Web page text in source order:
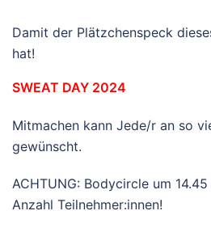
Damit der Plätzchenspeck
hat!
SWEAT DAY 2024
Mitmachen kann Jede/r an so
gewünscht.
ACHTUNG: Bodycircle um 14.45
Anzahl Teilnehmer:innen!